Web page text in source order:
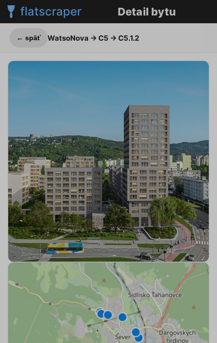
flatscraper Detail bytu
← späť WatsoNova → C5 → C5.1.2